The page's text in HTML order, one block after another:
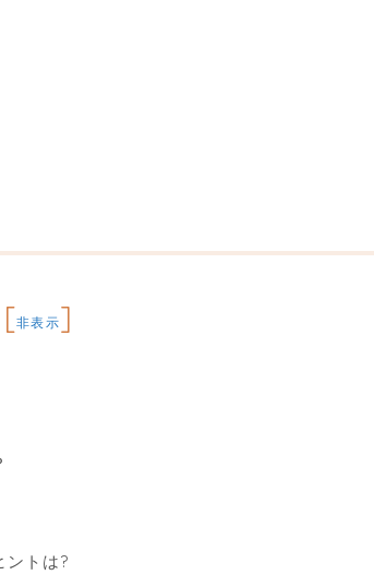
[非表示]
ントは?